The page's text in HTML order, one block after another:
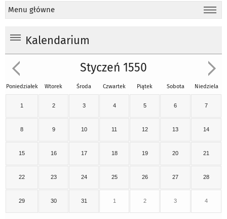
Menu główne
Kalendarium
Styczeń 1550
Poniedziałek Wtorek Środa Czwartek Piątek Sobota Niedziela
1 2 3 4 5 6 7
8 9 10 11 12 13 14
15 16 17 18 19 20 21
22 23 24 25 26 27 28
29 30 31 1 2 3 4